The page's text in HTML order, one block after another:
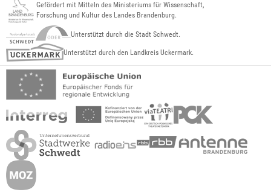
Gefördert mit Mitteln des Ministeriums für Wissenschaft,
Forschung und Kultur des Landes Brandenburg.
Unterstützt durch die Stadt Schwedt.
Unterstützt durch den Landkreis Uckermark.